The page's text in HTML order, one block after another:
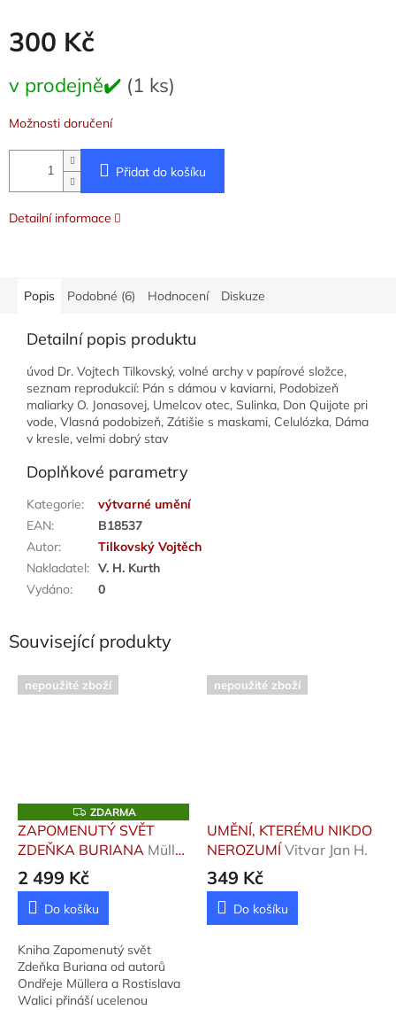
300 Kč
cena:
v prodejně✔️ (1 ks)
Možnosti doručení
Přidat do košíku
Detailní informace
Popis Podobné (6) Hodnocení Diskuze
Detailní popis produktu
úvod Dr. Vojtech Tilkovský, volné archy v papírové složce,
seznam reprodukcií: Pán s dámou v kaviarni, Podobizeň
maliarky O. Jonasovej, Umelcov otec, Sulinka, Don Quijote pri
vode, Vlasná podobizeň, Zátišie s maskami, Celulózka, Dáma
v kresle, velmi dobrý stav
Doplňkové parametry
Kategorie:
výtvarné umění
EAN:
B18537
Autor:
Tilkovský Vojtěch
Nakladatel: V. H. Kurth
Vydáno: 0
Související produkty
nepoužité zboží
Z
D
A
R
A
ZDARMA
ZAPOMENUTÝ SVĚT
ZDEŇKA BURIANA Müller
Ondřej, Walica Rostislav
2 499 Kč
Do košíku
Kniha Zapomenutý svět
Zdeňka Buriana od autorů
Ondřeje Müllera a Rostislava
Walici přináší ucelenou
nepoužité zboží
UMĚNÍ, KTERÉMU NIKDO
NEROZUMÍ Vitvar Jan H.
349 Kč
Do košíku